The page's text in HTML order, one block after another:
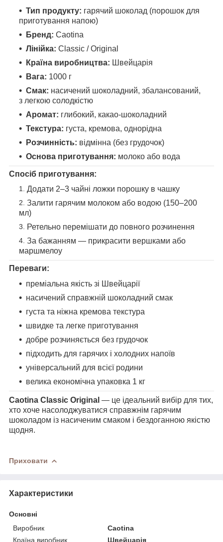
Тип продукту: гарячий шоколад (порошок для
приготування напою)
Бренд: Caotina
Лінійка: Classic / Original
Країна виробництва: Швейцарія
Вага: 1000 г
Смак: насичений шоколадний, збалансований,
з легкою солодкістю
Аромат: глибокий, какао-шоколадний
Текстура: густа, кремова, однорідна
Розчинність: відмінна (без грудочок)
Основа приготування: молоко або вода
Спосіб приготування:
Додати 2–3 чайні ложки порошку в чашку
Залити гарячим молоком або водою (150–200
мл)
Ретельно перемішати до повного розчинення
За бажанням — прикрасити вершками або
маршмелоу
Переваги:
преміальна якість зі Швейцарії
насичений справжній шоколадний смак
густа та ніжна кремова текстура
швидке та легке приготування
добре розчиняється без грудочок
підходить для гарячих і холодних напоїв
універсальний для всієї родини
велика економічна упаковка 1 кг
Caotina Classic Original — це ідеальний вибір для тих,
хто хоче насолоджуватися справжнім гарячим
шоколадом із насиченим смаком і бездоганною якістю
щодня.
Приховати
Характеристики
Основні
Виробник
Caotina
Країна виробник
Швейцарія